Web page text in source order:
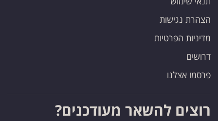
הצהרת נגישות
מדיניות הפרטיות
דרושים
פרסמו אצלנו
רוצים להשאר מעודכנים?